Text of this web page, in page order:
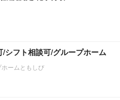
/シフト相談可/グループホーム
ームともしび